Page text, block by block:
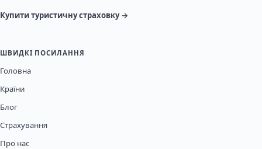
Купити туристичну страховку →
ШВИДКІ ПОСИЛАННЯ
Головна
Країни
Блог
Страхування
Про нас